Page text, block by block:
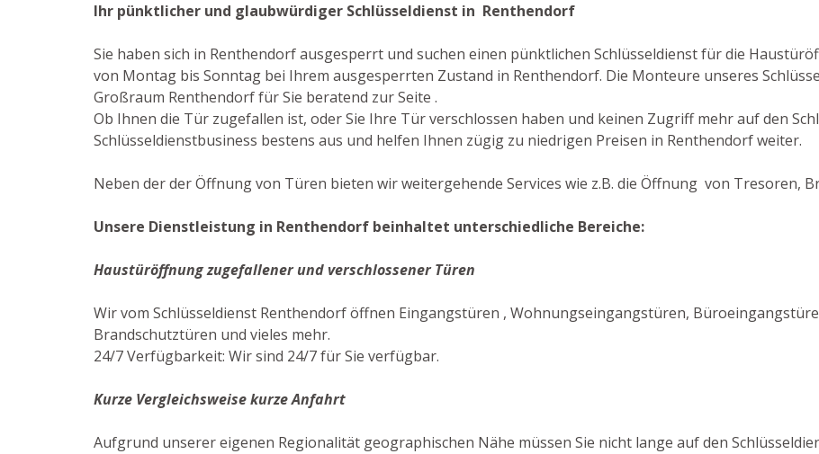
Ihr pünktlicher und glaubwürdiger Schlüsseldienst in Renthendorf
Sie haben sich in Renthendorf ausgesperrt und suchen einen pünktlichen Schlüsseldienst für die
von Montag bis Sonntag bei Ihrem ausgesperrten Zustand in Renthendorf. Die Monteure unseres
Großraum Renthendorf für Sie beratend zur Seite .
Ob Ihnen die Tür zugefallen ist, oder Sie Ihre Tür verschlossen haben und keinen Zugriff mehr auf den
Schlüsseldienstbusiness bestens aus und helfen Ihnen zügig zu niedrigen Preisen in Renthendorf weiter.
Neben der der Öffnung von Türen bieten wir weitergehende Services wie z.B. die Öffnung von Tresoren,
Unsere Dienstleistung in Renthendorf beinhaltet unterschiedliche Bereiche:
Haustüröffnung zugefallener und verschlossener Türen
Wir vom Schlüsseldienst Renthendorf öffnen Eingangstüren , Wohnungseingangstüren,
Brandschutztüren und vieles mehr.
24/7 Verfügbarkeit: Wir sind 24/7 für Sie verfügbar.
Kurze Vergleichsweise kurze Anfahrt
Aufgrund unserer eigenen Regionalität geographischen Nähe müssen Sie nicht lange auf den